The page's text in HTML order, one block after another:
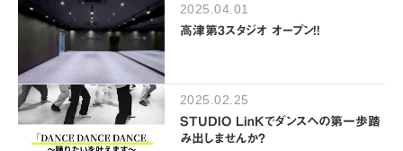
2025.04.01
高津第3スタジオ オープン!!
2025.02.25
STUDIO LinKでダンスへの第一歩踏
み出しませんか?